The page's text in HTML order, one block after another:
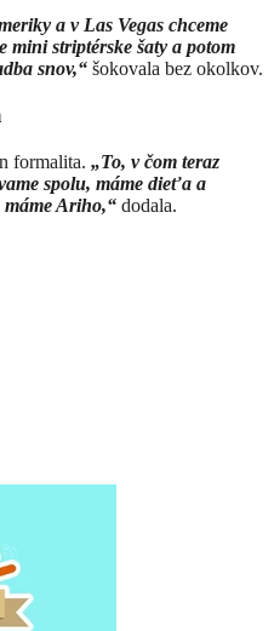
a v Las Vegas chceme
striptérske šaty a potom
snov,“ šokovala bez okolkov.
formalita. „To, v čom teraz
spolu, máme dieťa a
Ariho,“ dodala.